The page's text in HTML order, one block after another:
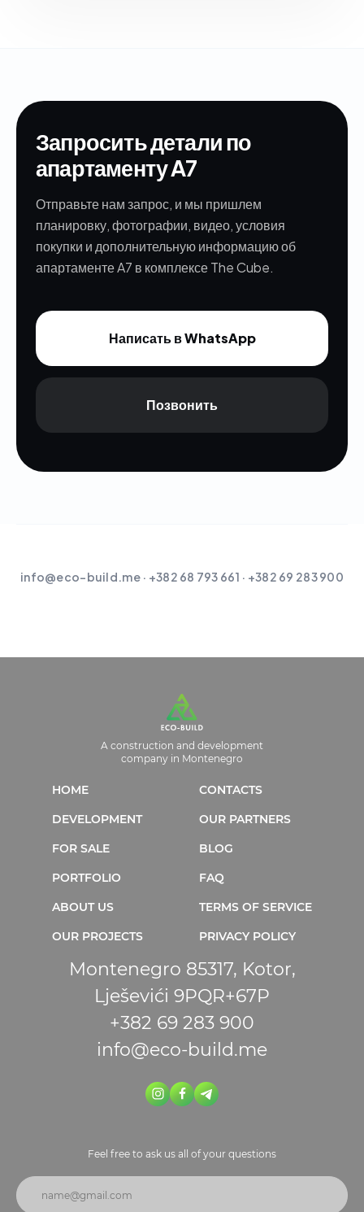
Запросить детали по
апартаменту A7
Отправьте нам запрос, и мы пришлем
планировку, фотографии, видео, условия
покупки и дополнительную информацию об
апартаменте A7 в комплексе The Cube.
Написать в WhatsApp
Позвонить
info@eco-build.me· +382 68 793 661 · +382 69 283 900
A construction and development
company in Montenegro
HOME
DEVELOPMENT
FOR SALE
PORTFOLIO
ABOUT US
OUR PROJECTS
CONTACTS
OUR PARTNERS
BLOG
FAQ
TERMS OF SERVICE
PRIVACY POLICY
Montenegro 85317, Kotor,
Lješevići 9PQR+67P
+382 69 283 900
info@eco-build.me
Feel free to ask us all of your questions